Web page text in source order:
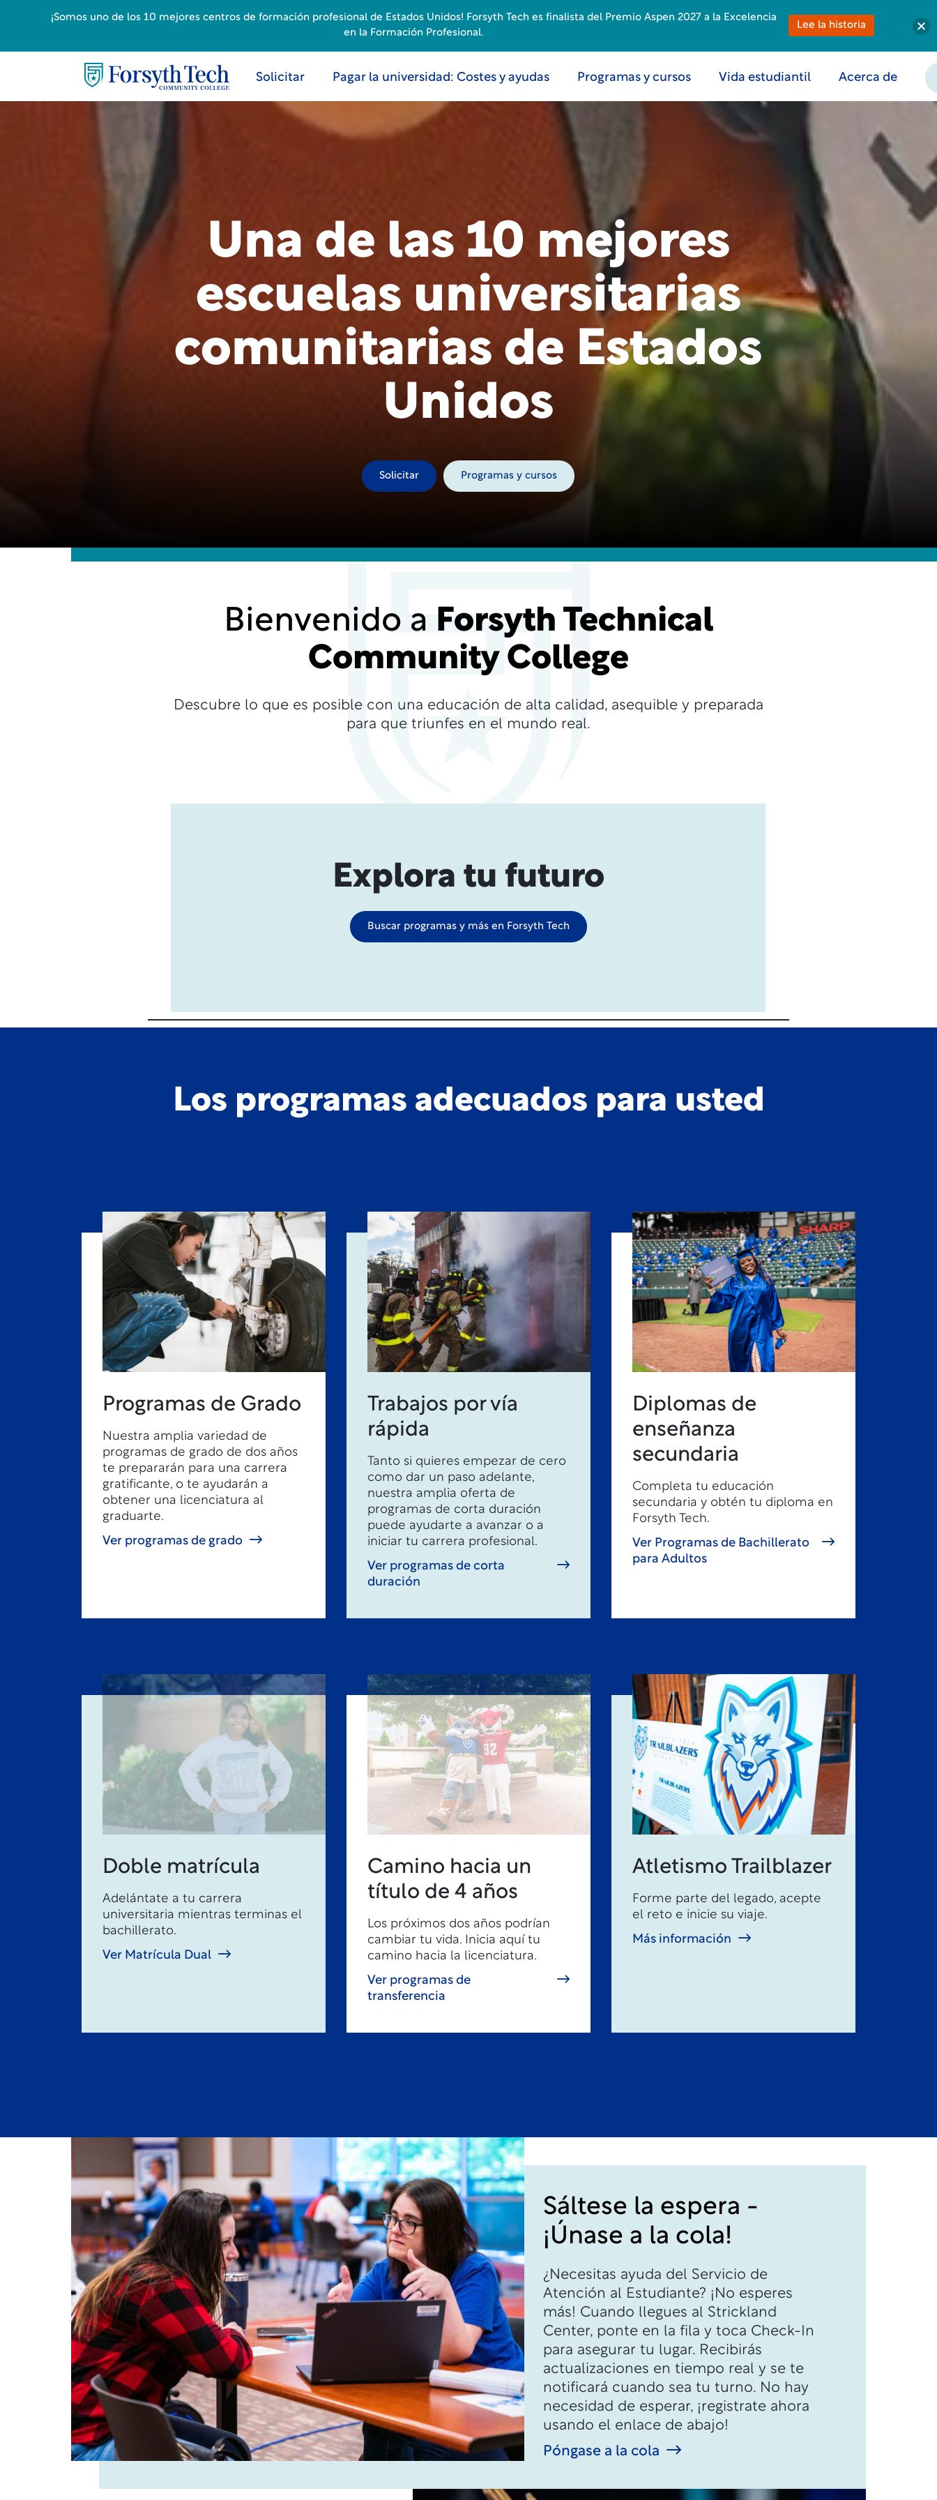
Solicitar Pagar la universidad: Costes y ayudas Programas y cursos Vida estudiantil Acerca de
Una de las 10 mejores
escuelas universitarias
comunitarias de Estados
Unidos
Solicitar Programas y cursos
Bienvenido a Forsyth Technical
Community College
Descubre lo que es posible con una educación de alta calidad, asequible y preparada
para que triunfes en el mundo real.
Explora tu futuro
Buscar programas y más en Forsyth Tech
Los programas adecuados para usted
Programas de Grado
Nuestra amplia variedad de
programas de grado de dos años
te prepararán para una carrera
gratificante, o te ayudarán a
obtener una licenciatura al
graduarte.
Ver programas de grado
Trabajos por vía
rápida
Tanto si quieres empezar de cero
como dar un paso adelante,
nuestra amplia oferta de
programas de corta duración
puede ayudarte a avanzar o a
iniciar tu carrera profesional.
Ver programas de corta
duración
Diplomas de
enseñanza
secundaria
Completa tu educación
secundaria y obtén tu diploma en
Forsyth Tech.
Ver Programas de Bachillerato
para Adultos
Doble matrícula
Adelántate a tu carrera
universitaria mientras terminas el
bachillerato.
Ver Matrícula Dual
Camino hacia un
título de 4 años
Los próximos dos años podrían
cambiar tu vida. Inicia aquí tu
camino hacia la licenciatura.
Ver programas de
transferencia
Atletismo Trailblazer
Forme parte del legado, acepte
el reto e inicie su viaje.
Más información
Sáltese la espera -
¡Únase a la cola!
¿Necesitas ayuda del Servicio de
Atención al Estudiante? ¡No esperes
más! Cuando llegues al Strickland
Center, ponte en la fila y toca Check-In
para asegurar tu lugar. Recibirás
actualizaciones en tiempo real y se te
notificará cuando sea tu turno. No hay
necesidad de esperar, ¡registrate ahora
usando el enlace de abajo!
Póngase a la cola
¡Somos uno de los 10 mejores centros de formación profesional de Estados Unidos! Forsyth Tech es finalista del Premio Aspen 2027 a la Excelencia
en la Formación Profesional.
Lee la historia